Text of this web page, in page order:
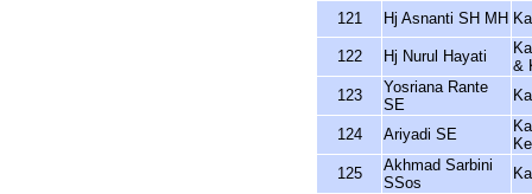
121 Hj Asnanti SH MH
122 Hj Nurul Hayati
&
123
Yosriana Rante
SE
124 Ariyadi SE
125
Akhmad Sarbini
SSos